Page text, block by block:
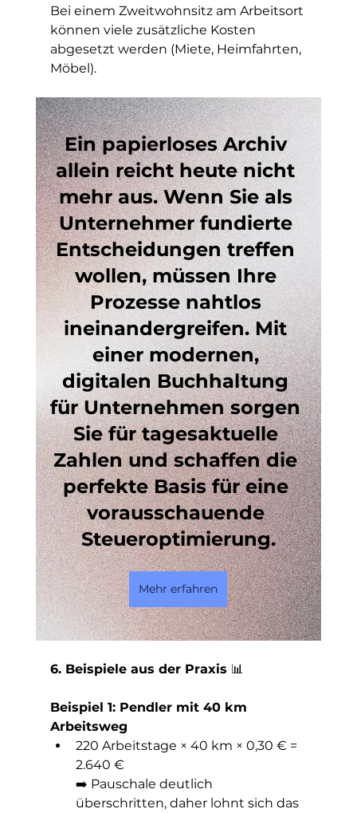
Bei einem Zweitwohnsitz am Arbeitsort
können viele zusätzliche Kosten
abgesetzt werden (Miete, Heimfahrten,
Möbel).
Ein papierloses Archiv
allein reicht heute nicht
mehr aus. Wenn Sie als
Unternehmer fundierte
Entscheidungen treffen
wollen, müssen Ihre
Prozesse nahtlos
ineinandergreifen. Mit
einer modernen,
digitalen Buchhaltung
für Unternehmen sorgen
Sie für tagesaktuelle
Zahlen und schaffen die
perfekte Basis für eine
vorausschauende
Steueroptimierung.
Mehr erfahren
6. Beispiele aus der Praxis 📊
Beispiel 1: Pendler mit 40 km
Arbeitsweg
220 Arbeitstage × 40 km × 0,30 € =
2.640 €
➡️ Pauschale deutlich
überschritten, daher lohnt sich das